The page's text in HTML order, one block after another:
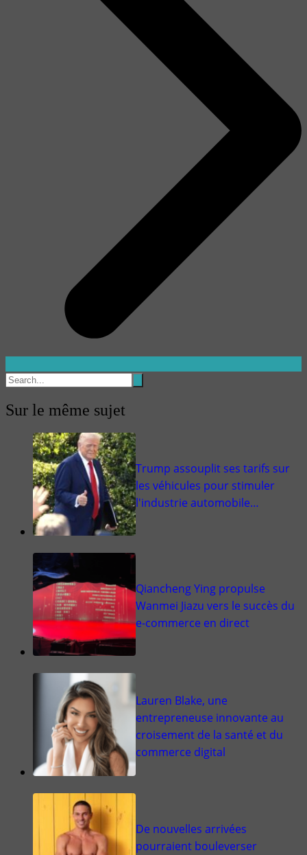
Sur le même sujet
Trump assouplit ses tarifs sur
les véhicules pour stimuler
l'industrie automobile…
Qiancheng Ying propulse
Wanmei Jiazu vers le succès du
e-commerce en direct
Lauren Blake, une
entrepreneuse innovante au
croisement de la santé et du
commerce digital
De nouvelles arrivées
pourraient bouleverser